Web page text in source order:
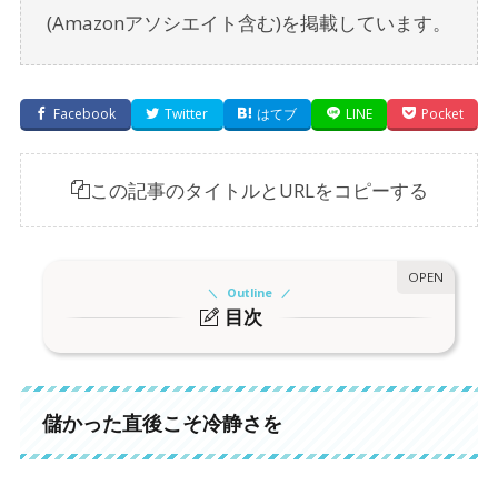
(Amazonアソシエイト含む)を掲載しています。
Facebook Twitter はてブ LINE Pocket
この記事のタイトルとURLをコピーする
目次
Outline
2. 暴騰後に起こりやすい行動パターン
2-1. 大きなリスクをとり始める
儲かった直後こそ冷静さを